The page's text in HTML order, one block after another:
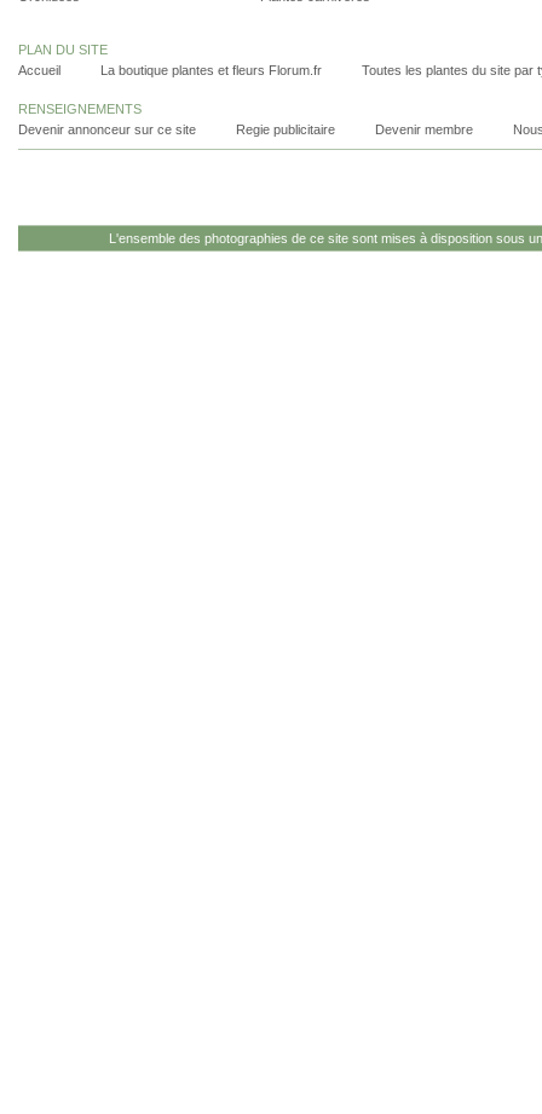
PLAN DU SITE
Accueil
La boutique plantes et fleurs Florum.fr Toutes les plantes du site par
RENSEIGNEMENTS
Devenir annonceur sur ce site
Regie publicitaire Devenir membre
L'ensemble des photographies de ce site sont mises à disposition sous